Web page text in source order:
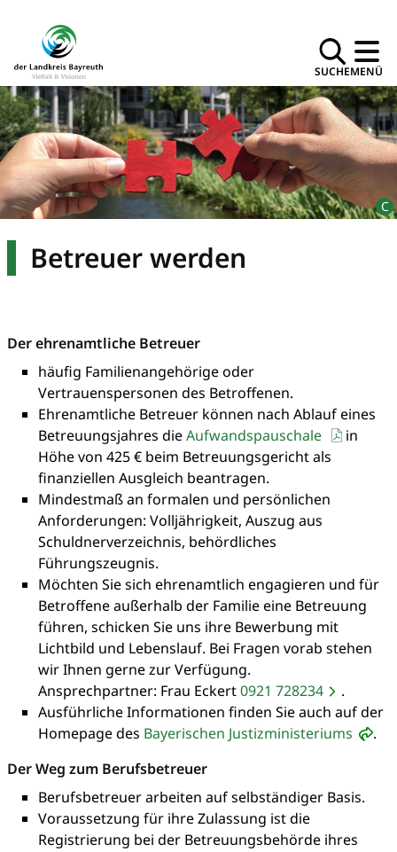
SUCHEMENÜ
Betreuer werden
Der ehrenamtliche Betreuer
häufig Familienangehörige oder
Vertrauenspersonen des Betroffenen.
Ehrenamtliche Betreuer können nach Ablauf eines
Betreuungsjahres dieAufwandspauschale
in
Höhe von 425 € beim Betreuungsgericht als
finanziellen Ausgleich beantragen.
Mindestmaß an formalen und persönlichen
Anforderungen: Volljährigkeit, Auszug aus
Schuldnerverzeichnis, behördliches
Führungszeugnis.
Möchten Sie sich ehrenamtlich engagieren und für
Betroffene außerhalb der Familie eine Betreuung
führen, schicken Sie uns ihre Bewerbung mit
Lichtbild und Lebenslauf. Bei Fragen vorab stehen
wir Ihnen gerne zur Verfügung.
Ansprechpartner: Frau Eckert0921 728234
.
Ausführliche Informationen finden Sie auch auf der
Homepage des Bayerischen Justizministeriums
.
Der Weg zum Berufsbetreuer
Berufsbetreuer arbeiten auf selbständiger Basis.
Voraussetzung für ihre Zulassung ist die
Registrierung bei der Betreuungsbehörde ihres